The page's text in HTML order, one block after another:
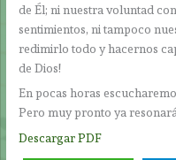
de Él; ni nuestra voluntad
sentimientos, ni tampoco
redimirlo todo y hacernos
de Dios!
En pocas horas
Pero muy pronto ya
Descargar PDF